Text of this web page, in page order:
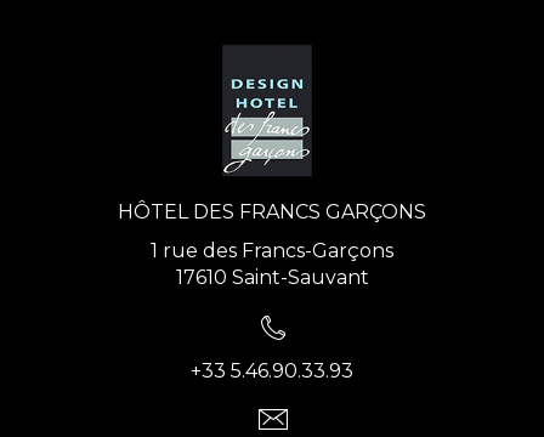
HÔTEL DES FRANCS GARÇONS
1 rue des Francs-Garçons
17610 Saint-Sauvant
+33 5.46.90.33.93